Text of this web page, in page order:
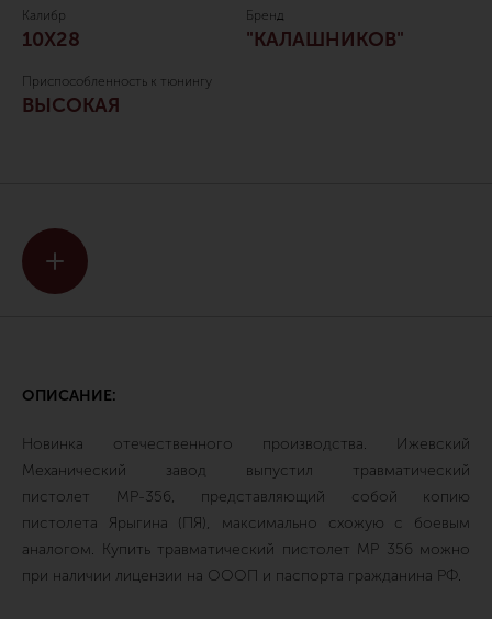
Калибр
10Х28
Бренд
"КАЛАШНИКОВ"
Приспособленность к тюнингу
ВЫСОКАЯ
ОПИСАНИЕ:
Новинка отечественного производства. Ижевский
Механический завод выпустил травматический
пистолет МР-356, представляющий собой копию
пистолета Ярыгина (ПЯ), максимально схожую с боевым
аналогом. Купить травматический пистолет МР 356 можно
при наличии лицензии на ОООП и паспорта гражданина РФ.